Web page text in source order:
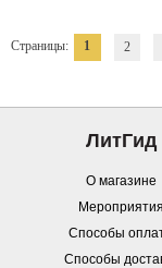
Страницы: 1 2
ЛитГид
О магазине
Мероприятия
Способы
Способы